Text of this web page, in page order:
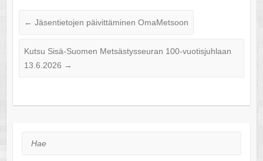
← Jäsentietojen päivittäminen OmaMetsoon
Kutsu Sisä-Suomen Metsästysseuran 100-vuotisjuhlaan
13.6.2026 →
Hae